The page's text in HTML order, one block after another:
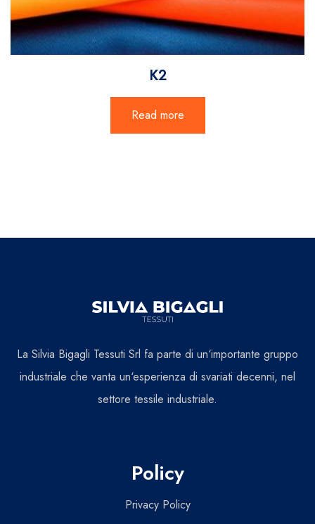
K2
Read more
La Silvia Bigagli Tessuti Srl fa parte di un‘importante gruppo
industriale che vanta un‘esperienza di svariati decenni, nel
settore tessile industriale.
Policy
Privacy Policy